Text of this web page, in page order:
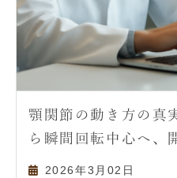
顎関節の動き方の真
ら瞬間回転中心へ、
2026年3月02日